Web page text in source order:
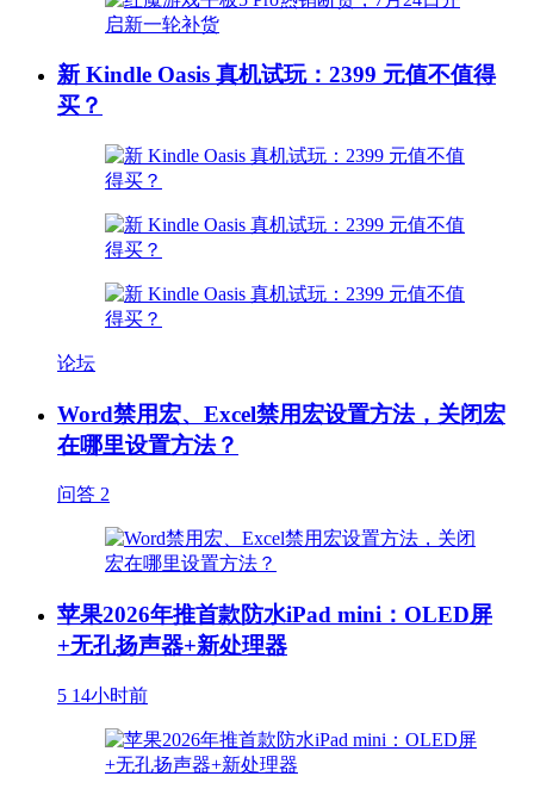
新 Kindle Oasis 真机试玩：2399 元值不值得
买？
论坛
Word禁用宏、Excel禁用宏设置方法，关闭宏
在哪里设置方法？
问答 2
苹果2026年推首款防水iPad mini：OLED屏
+无孔扬声器+新处理器
5 14小时前